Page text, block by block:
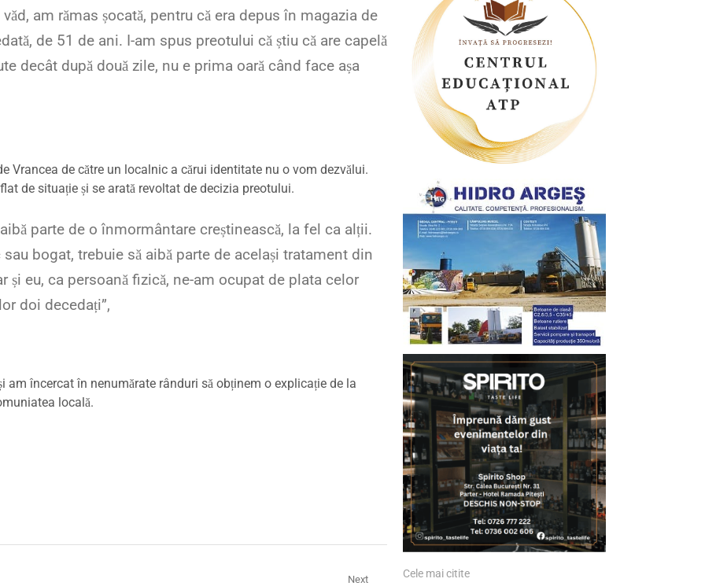
am rămas șocată, pentru că era depus în magazia de
de 51 de ani. I-am spus preotului că știu că are capelă
decât după două zile, nu e prima oară când face așa
Vrancea de către un localnic a cărui identitate nu o vom dezvălui.
de situație și se arată revoltat de decizia preotului.
parte de o înmormântare creștinească, la fel ca alții.
sau bogat, trebuie să aibă parte de același tratament din
eu, ca persoană fizică, ne-am ocupat de plata celor
doi decedați”,
am încercat în nenumărate rânduri să obținem o explicație de la
locală.
Next Cele mai citite